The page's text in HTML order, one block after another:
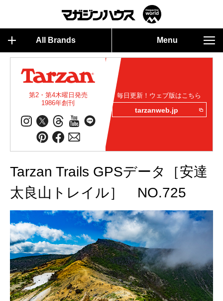
All Brands Menu
第2・第4木曜日発売
1986年創刊
毎日更新！ウェブ版はこちら
tarzanweb.jp
Tarzan Trails GPSデータ［安達
太良山トレイル］ NO.725